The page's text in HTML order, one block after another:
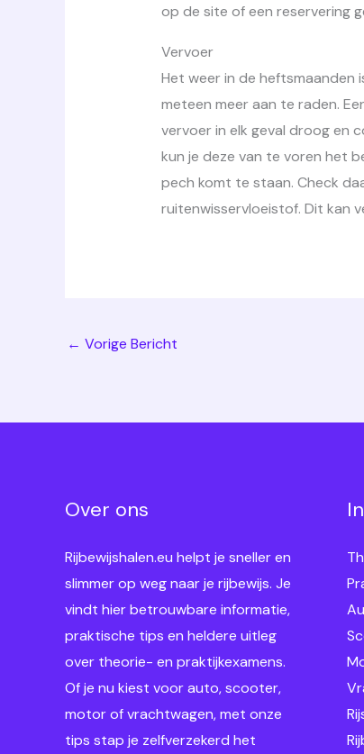
op de site of een reservering
Vervoer
Het weer in de heftsmaanden
meteen meer aan te raden.
vervoer in elk geval droog en
kun je deze van te voren het
pech komt te staan. Check
ruitenwisservloeistof. Dit kan
← Vorige Bericht
Over ons
Rijbewijshalen.eu helpt je sneller en
slimmer op weg naar je rijbewijs. Je
vindt hier betrouwbare informatie,
praktische tips en heldere uitleg
over theorie- en praktijkexamens.
Of je nu kiest voor auto, scooter,
motor of vrachtwagen, met onze
tips stap je zelfverzekerd het